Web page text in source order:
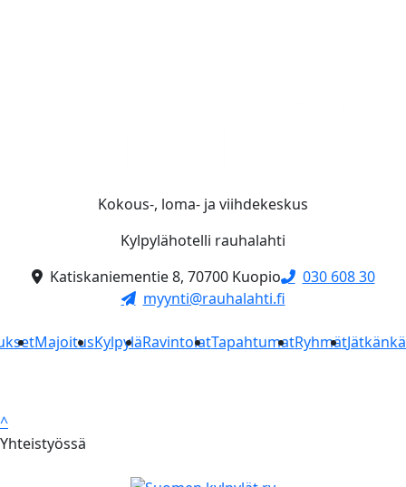
Kokous-, loma- ja viihdekeskus
Kylpylähotelli rauhalahti
Katiskaniementie 8, 70700 Kuopio
030 608 30
myynti@rauhalahti.fi
MajoitusKylpyläRavintolatTapahtumatRyhmät
^
Yhteistyössä